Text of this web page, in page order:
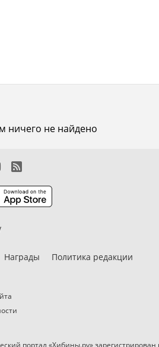
ничего не найдено
Награды
Политика редакции
портал «Хибины.ру» зарегистрирован